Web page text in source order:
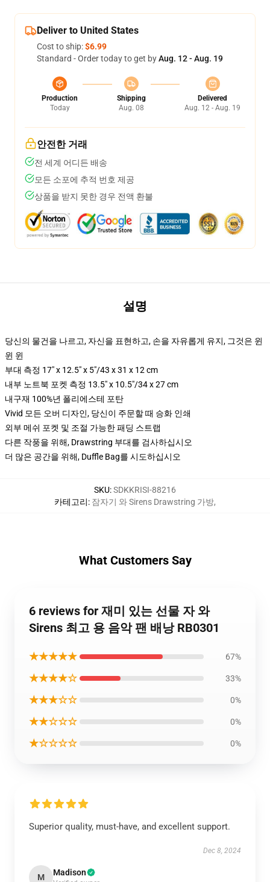
Deliver to United States
Cost to ship:$6.99
Standard - Order today to get byAug. 12 - Aug. 19
Production
Today
Shipping
Aug. 08
Delivered
Aug. 12 - Aug. 19
안전한 거래
전 세계 어디든 배송
모든 소포에 추적 번호 제공
상품을 받지 못한 경우 전액 환불
설명
당신의 물건을 나르고, 자신을 표현하고, 손을 자유롭게 유지, 그것은 윈
윈 윈
부대 측정 17" x 12.5" x 5"/43 x 31 x 12 cm
내부 노트북 포켓 측정 13.5" x 10.5"/34 x 27 cm
내구재 100%년 폴리에스테 포탄
Vivid 모든 오버 디자인, 당신이 주문할 때 승화 인쇄
외부 메쉬 포켓 및 조절 가능한 패딩 스트랩
다른 작풍을 위해, Drawstring 부대를 검사하십시오
더 많은 공간을 위해, Duffle Bag를 시도하십시오
SKU:SDKKRISI-88216
카테고리: 잠자기 와 Sirens Drawstring 가방,
What Customers Say
6 reviews for 재미 있는 선물 자 와
Sirens 최고 용 음악 팬 배낭 RB0301
★★★★★ 67%
★★★★☆ 33%
★★★☆☆ 0%
★★☆☆☆ 0%
★☆☆☆☆ 0%
Superior quality, must-have, and excellent support.
Dec 8, 2024
M Madison